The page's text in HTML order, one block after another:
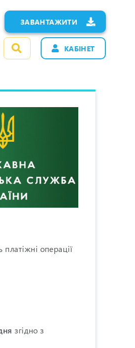
ЗАВАНТАЖИТИ
КАБІНЕТ
операції
згідно з